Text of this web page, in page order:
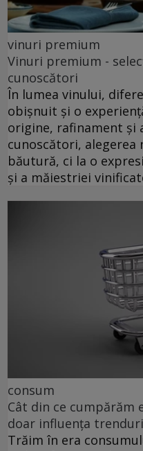
vinuri premium
Vinuri premium -
cunoscători
În lumea vinului,
obișnuit și o
origine, rafinament și
cunoscători, alegerea
băutură, ci la o
și a măiestriei
consum
Cât din ce cumpărăm
doar influența
Trăim în era